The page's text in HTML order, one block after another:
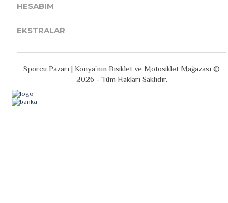
HESABIM
EKSTRALAR
Sporcu Pazarı | Konya'nın Bisiklet ve Motosiklet Mağazası ©
2026 - Tüm Hakları Saklıdır.